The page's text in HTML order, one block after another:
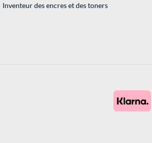
Inventeur des encres et des toners